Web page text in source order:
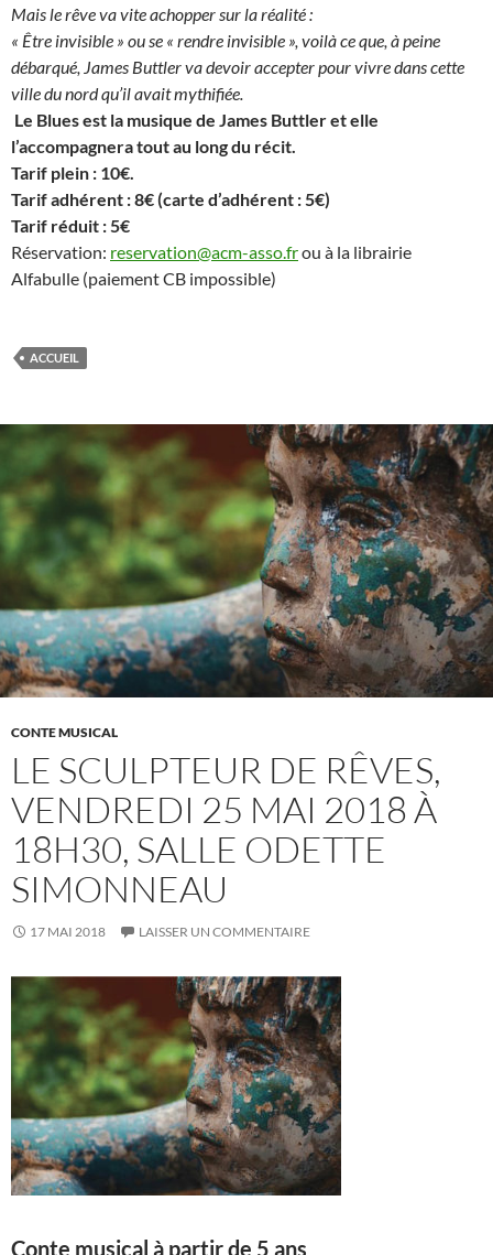
Mais le rêve va vite achopper sur la réalité :
« Être invisible » ou se « rendre invisible », voilà ce que, à peine
débarqué, James Buttler va devoir accepter pour vivre dans cette
ville du nord qu’il avait mythifiée.
Le Blues est la musique de James Buttleret elle
l’accompagnera tout au long du récit.
Tarif plein : 10€.
Tarif adhérent : 8€ (carte d’adhérent : 5€)
Tarif réduit : 5€
Réservation: reservation@acm-asso.frou à la librairie
Alfabulle (paiement CB impossible)
ACCUEIL
CONTE MUSICAL
LE SCULPTEUR DE RÊVES,
VENDREDI 25 MAI 2018 À
18H30, SALLE ODETTE
SIMONNEAU
17 MAI 2018 LAISSER UN COMMENTAIRE
Conte musical à partir de 5 ans